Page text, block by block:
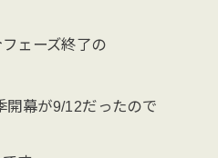
ェーズ終了の
開幕が9/12だったので